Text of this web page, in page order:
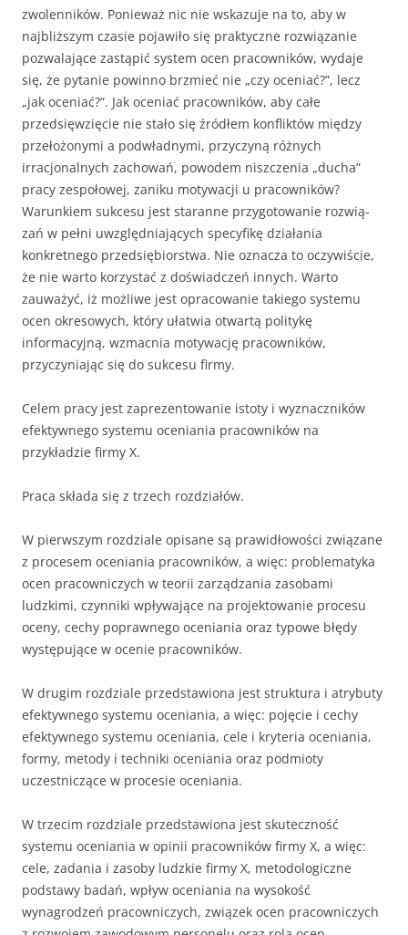
zwolenników. Ponieważ nic nie wskazuje na to, aby w
najbliższym czasie pojawiło się praktyczne rozwiązanie
pozwalające zastąpić system ocen pracowni­ków, wydaje
się, że pytanie powinno brzmieć nie „czy oceniać?”, lecz
„jak oceniać?”. Jak oceniać pracowników, aby całe
przedsięwzięcie nie stało się źródłem konfliktów między
przełożonymi a podwładnymi, przy­czyną różnych
irracjonalnych zachowań, powodem niszczenia „ducha”
pracy zespołowej, zaniku motywacji u pracowników?
Warunkiem sukcesu jest staranne przygotowanie rozwią­
zań w pełni uwzględniających specyfikę działania
konkretnego przedsię­biorstwa. Nie oznacza to oczywiście,
że nie warto korzystać z doświadczeń in­nych. Warto
zauważyć, iż możliwe jest opracowanie takiego systemu
ocen okresowych, który uła­twia otwartą politykę
informacyjną, wzmacnia motywację pracowników,
przyczyniając się do sukcesu firmy.
Celem pracy jest zaprezentowanie istoty i wyznaczników
efektywnego systemu oceniania pracowników na
przykładzie firmy X.
Praca składa się z trzech rozdziałów.
W pierwszym rozdziale opisane są prawidłowości związane
z procesem oceniania pracowników, a więc: problematyka
ocen pracowniczych w teorii zarządzania zasobami
ludzkimi, czynniki wpływające na projektowanie procesu
oceny, cechy poprawnego oceniania oraz typowe błędy
występujące w ocenie pracowników.
W drugim rozdziale przedstawiona jest struktura i atrybuty
efektywnego systemu oceniania, a więc: pojęcie i cechy
efektywnego systemu oceniania, cele i kryteria oceniania,
formy, metody i techniki oceniania oraz podmioty
uczestniczące w procesie oceniania.
W trzecim rozdziale przedstawiona jest skuteczność
systemu oceniania w opinii pracowników firmy X, a więc:
cele, zadania i zasoby ludzkie firmy X, metodologiczne
podstawy badań, wpływ oceniania na wysokość
wynagrodzeń pracowniczych, związek ocen pracowniczych